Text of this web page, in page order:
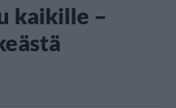
kaikille –